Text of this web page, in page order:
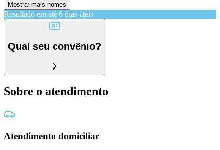
Mostrar mais nomes
Resultado em até 6 dias úteis
Qual seu convênio?
Sobre o atendimento
Atendimento domiciliar